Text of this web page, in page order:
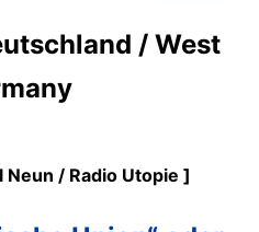
/ West
/ Radio Utopie ]